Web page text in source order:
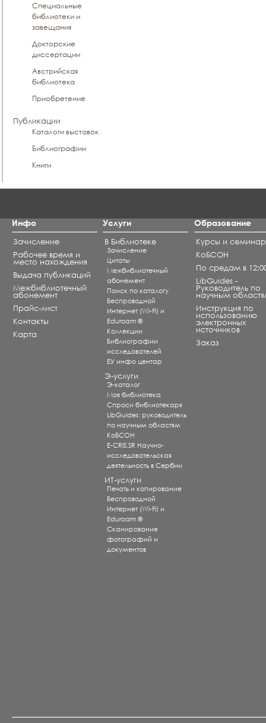
Специальные
библиотеки и
завещания
Докторские
диссертации
Австрийская
библиотека
Приобретение
Публикации
Каталоги выставок
Библиографии
Книги
Инфо
Зачисление
Рабочее время и
место нахождения
Выдача публикаций
Межбиблиотечный
абонемент
Прайс-лист
Контакты
Карта
Услуги
В Библиотеке
Зачисление
Цитаты
Межбиблиотечный
абонемент
Поиск по каталогу
Беспроводной
Интернет (Wi-Fi) и
Eduroam ®
Коллекции
Библиографии
исследователей
ЕУ инфо центар
Э-услуги
Э-каталог
Моя библиотека
Спроси библиотекаря
LibGuides: руководитель
по научным областям
КоБСОН
E-CRIS.SR Научно-
исследовательская
деятельность в Сербии
ИТ-услуги
Печать и копирование
Беспроводной
Интернет (Wi-Fi) и
Eduroam ®
Сканирование
фотографий и
документов
Образование
Курсы и
КоБСОН
По средам в
LibGuides -
Руководитель по
научным
Инструкция по
использованию
электронных
источников
Заказ